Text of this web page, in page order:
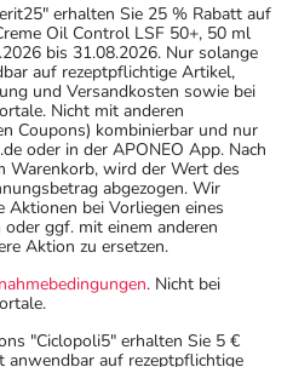
erhalten Sie 25 % Rabatt auf
Oil Control LSF 50+, 50 ml
bis 31.08.2026. Nur solange
auf rezeptpflichtige Artikel,
und Versandkosten sowie bei
Nicht mit anderen
Coupons) kombinierbar und nur
oder in der APONEO App. Nach
Warenkorb, wird der Wert des
abgezogen. Wir
Aktionen bei Vorliegen eines
ggf. mit einem anderen
Aktion zu ersetzen.
. Nicht bei
"Ciclopoli5" erhalten Sie 5 €
anwendbar auf rezeptpflichtige